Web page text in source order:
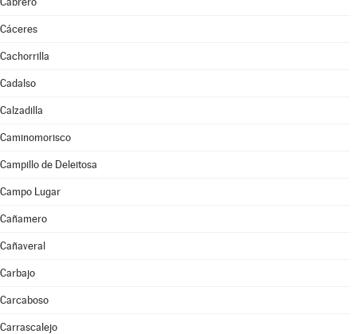
Cáceres
Cachorrilla
Cadalso
Calzadilla
Caminomorisco
Campillo de Deleitosa
Campo Lugar
Cañamero
Cañaveral
Carbajo
Carcaboso
Carrascalejo